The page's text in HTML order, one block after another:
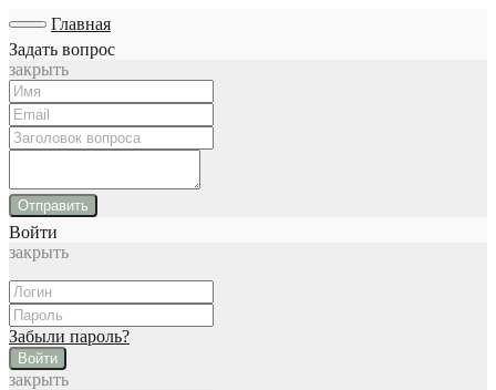
Главная
Задать вопрос
закрыть
Отправить
Войти
закрыть
Забыли пароль?
Войти
закрыть